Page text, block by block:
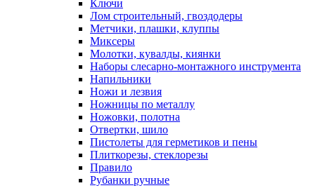
Ключи
Лом строительный, гвоздодеры
Метчики, плашки, клуппы
Миксеры
Молотки, кувалды, киянки
Наборы слесарно-монтажного инструмента
Напильники
Ножи и лезвия
Ножницы по металлу
Ножовки, полотна
Отвертки, шило
Пистолеты для герметиков и пены
Плиткорезы, стеклорезы
Правило
Рубанки ручные